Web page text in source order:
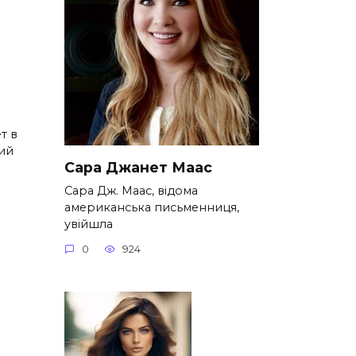
в
Сара Джанет Маас
Сара Дж. Маас, відома
американська письменниця,
увійшла
0 924